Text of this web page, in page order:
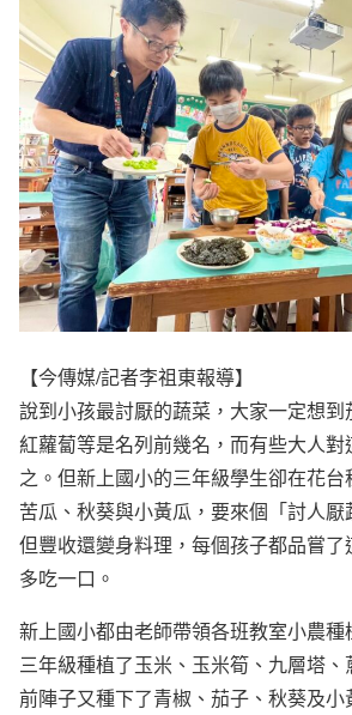
【今傳媒/記者李祖東報導】
說到小孩最討厭的蔬菜，大家一定想到
紅蘿蔔等是名列前幾名，而有些大人
之。但新上國小的三年級學生卻在花台
苦瓜、秋葵與小黃瓜，要來個「討人
但豐收還變身料理，每個孩子都品嘗
多吃一口。
新上國小都由老師帶領各班教室小農
三年級種植了玉米、玉米筍、九層塔、
前陣子又種下了青椒、茄子、秋葵及